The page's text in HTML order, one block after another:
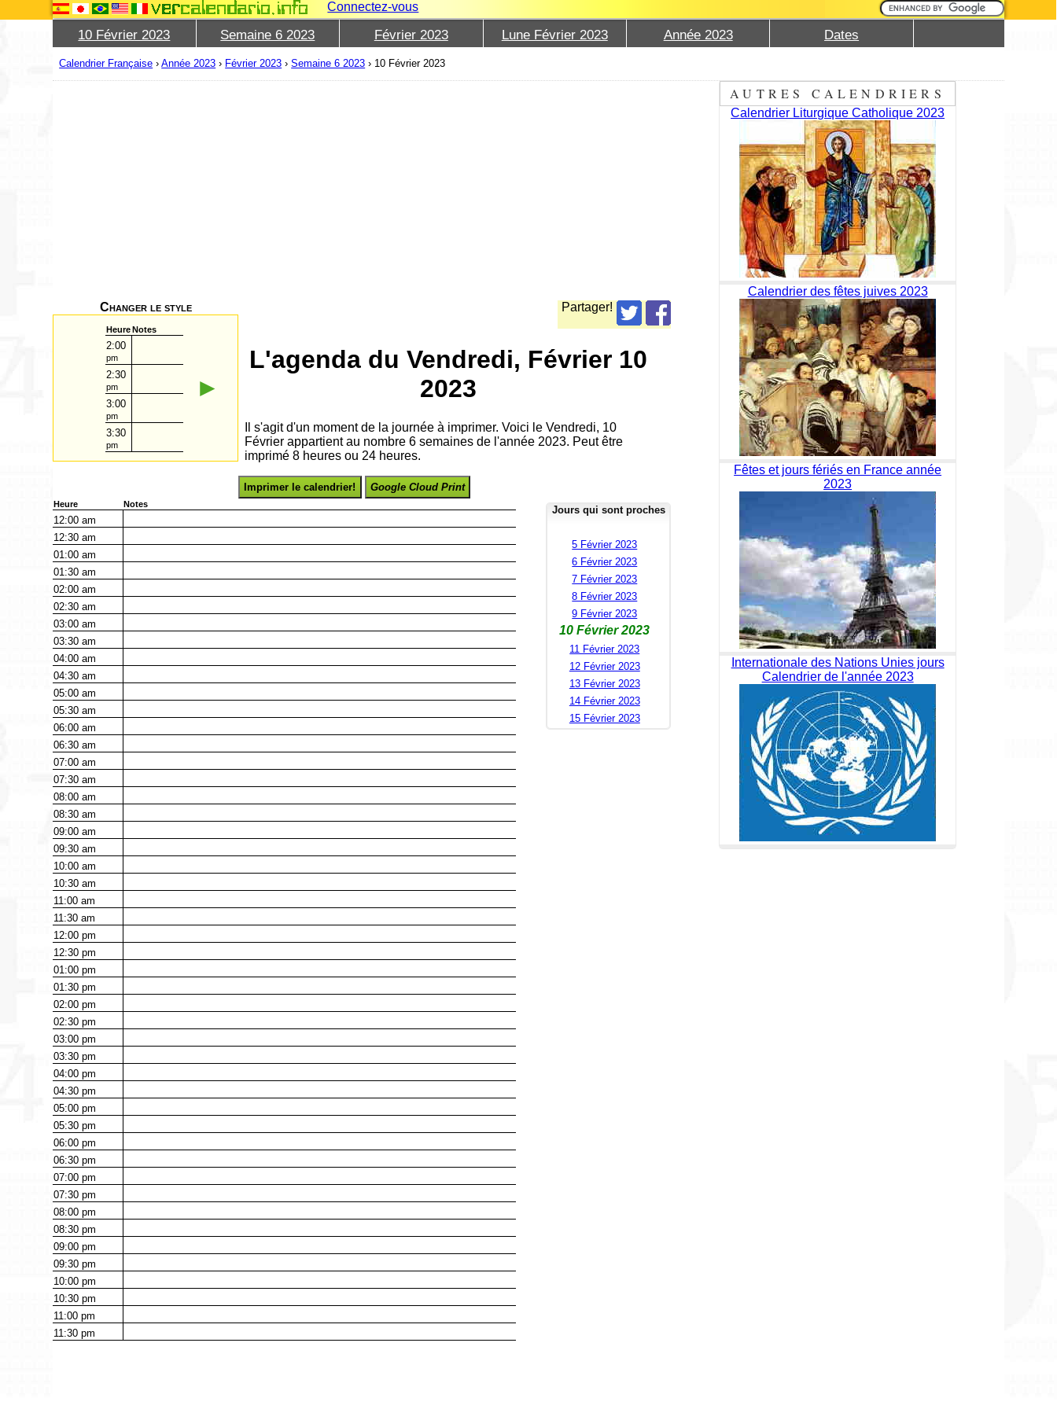
Connectez-vous
10 Février 2023 Semaine 6 2023 Février 2023 Lune Février 2023 Année 2023 Dates
Calendrier Française ›Année 2023 › Février 2023 ›Semaine 6 2023 › 10 Février 2023
Partager!
Changer le style
HeureNotes
2:00
pm
2:30
pm
3:00
pm
3:30
pm
►
L'agenda du Vendredi, Février 10
2023
Il s'agit d'un moment de la journée à imprimer. Voici le Vendredi, 10
Février appartient au nombre 6 semaines de l'année 2023. Peut être
imprimé 8 heures ou 24 heures.
Imprimer le calendrier! Google Cloud Print
Heure Notes
12:00am
12:30am
01:00am
01:30am
02:00am
02:30am
03:00am
03:30am
04:00am
04:30am
05:00am
05:30am
06:00am
06:30am
07:00am
07:30am
08:00am
08:30am
09:00am
09:30am
10:00am
10:30am
11:00am
11:30am
12:00pm
12:30pm
01:00pm
01:30pm
02:00pm
02:30pm
03:00pm
03:30pm
04:00pm
04:30pm
05:00pm
05:30pm
06:00pm
06:30pm
07:00pm
07:30pm
08:00pm
08:30pm
09:00pm
09:30pm
10:00pm
10:30pm
11:00pm
11:30pm
Jours qui sont proches
5 Février 2023
6 Février 2023
7 Février 2023
8 Février 2023
9 Février 2023
10 Février 2023
11 Février 2023
12 Février 2023
13 Février 2023
14 Février 2023
15 Février 2023
AUTRES CALENDRIERS
Calendrier Liturgique Catholique 2023
Calendrier des fêtes juives 2023
Fêtes et jours fériés en France année
2023
Internationale des Nations Unies jours
Calendrier de l'année 2023